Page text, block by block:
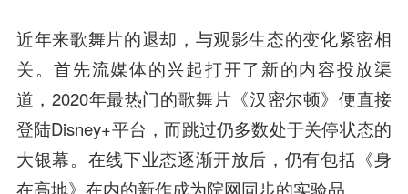
近年来歌舞片的退却，与观影生态的变化紧密相
关。首先流媒体的兴起打开了新的内容投放渠
道，2020年最热门的歌舞片《汉密尔顿》便直接
登陆Disney+平台，而跳过仍多数处于关停状态的
大银幕。在线下业态逐渐开放后，仍有包括《身
在高地》在内的新作成为院网同步的实验品。